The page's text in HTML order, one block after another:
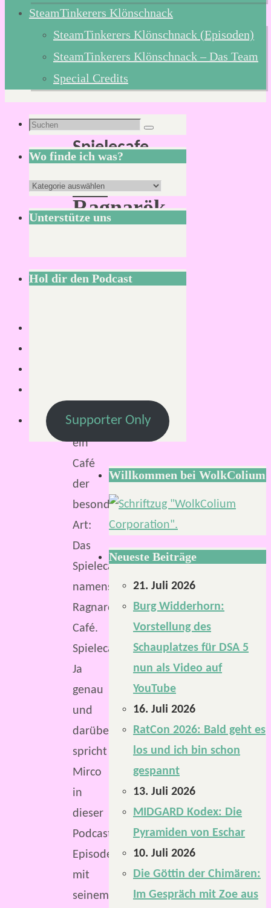
SteamTinkerers Klönschnack
SteamTinkerers Klönschnack (Episoden)
SteamTinkerers Klönschnack – Das Team
Special Credits
Schlagwort:
Spielecafe
Das
Ragnarök
Café
Kiels
liegt
ein
Café
der
besonderen
Art:
Das
Spielecafé
namens
Ragnarök
Café.
Spielecafé?
Ja
genau
und
darüber
spricht
Mirco
in
dieser
Podcast-
Episode
mit
seinem
Suchen
nach:
Suchen
Wo finde ich was?
Wo
finde
ich
Unterstütze uns
Hol dir den Podcast
Supporter Only
Willkommen bei WolkColium
Neueste Beiträge
21. Juli 2026
Burg Widderhorn:
Vorstellung des
Schauplatzes für DSA 5
nun als Video auf
YouTube
16. Juli 2026
RatCon 2026: Bald geht es
los und ich bin schon
gespannt
13. Juli 2026
MIDGARD Kodex: Die
Pyramiden von Eschar
10. Juli 2026
Die Göttin der Chimären:
Im Gespräch mit Zoe aus